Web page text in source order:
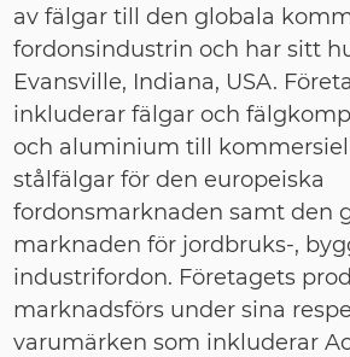
av fälgar till den globala
fordonsindustrin och har sitt
Evansville, Indiana, USA.
inkluderar fälgar och
och aluminium till
stålfälgar för den europeiska
fordonsmarknaden samt den
marknaden för jordbruks-,
industrifordon. Företagets
marknadsförs under sina
varumärken som inkluderar